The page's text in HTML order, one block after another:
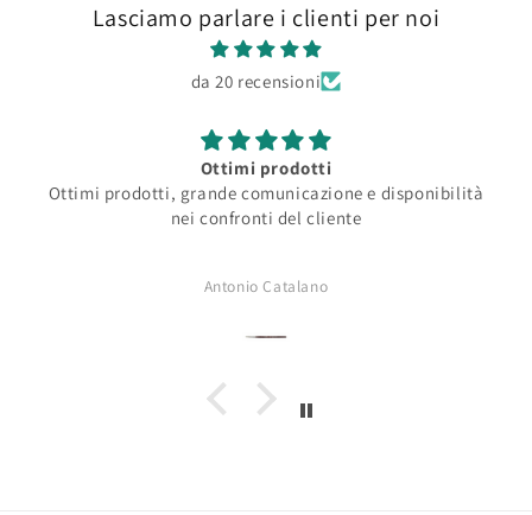
Lasciamo parlare i clienti per noi
da 20 recensioni
Ottimi prodotti
Ottimi prodotti, grande comunicazione e disponibilità
nei confronti del cliente
Antonio Catalano